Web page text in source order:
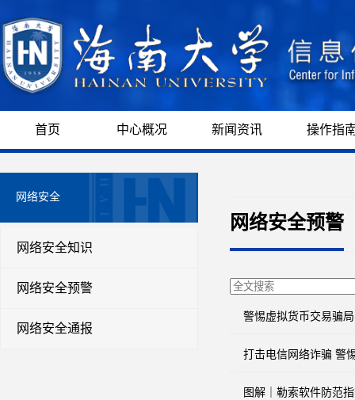
首页 中心概况 新闻资讯 操作指
网络安全
网络安全知识
网络安全预警
网络安全通报
网络安全预警
警惕虚拟货币交易骗局
打击电信网络诈骗 警
图解｜勒索软件防范